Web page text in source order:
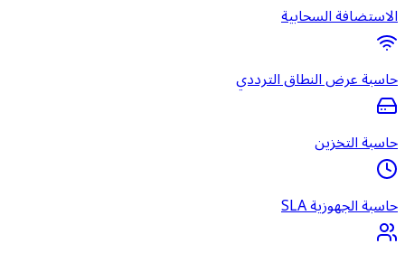
الاستضافة السحابية
حاسبة عرض النطاق الترددي
حاسبة التخزين
حاسبة الجهوزية SLA